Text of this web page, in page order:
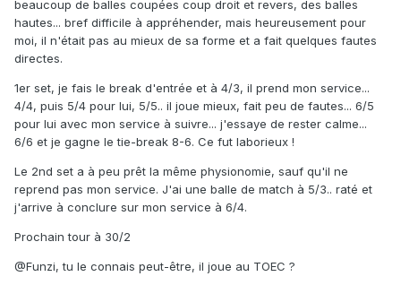
beaucoup de balles coupées coup droit et revers, des balles
hautes... bref difficile à appréhender, mais heureusement pour
moi, il n'était pas au mieux de sa forme et a fait quelques fautes
directes.
1er set, je fais le break d'entrée et à 4/3, il prend mon service...
4/4, puis 5/4 pour lui, 5/5.. il joue mieux, fait peu de fautes... 6/5
pour lui avec mon service à suivre... j'essaye de rester calme...
6/6 et je gagne le tie-break 8-6. Ce fut laborieux !
Le 2nd set a à peu prêt la même physionomie, sauf qu'il ne
reprend pas mon service. J'ai une balle de match à 5/3.. raté et
j'arrive à conclure sur mon service à 6/4.
Prochain tour à 30/2
@Funzi, tu le connais peut-être, il joue au TOEC ?